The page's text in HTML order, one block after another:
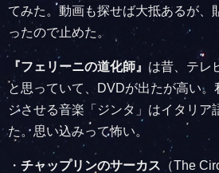
てみた。動画も探せば大抵あるが、
ったので止めた。
『フェリーニの道化師』 は昔、テレ
と思っていて、DVDが出たが高い
ジさせる音楽「ジンタ」はイタリア
た。思い込みって怖い。
・ チャップリンのサーカス （The